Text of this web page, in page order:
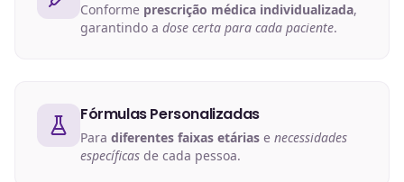
Conforme prescrição médica individualizada,
garantindo a dose certa para cada paciente.
Fórmulas Personalizadas
Para diferentes faixas etárias e necessidades
específicas de cada pessoa.